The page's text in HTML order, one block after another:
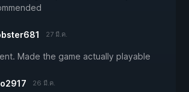
27 มี.ค.
Made the game actually playable
26 มี.ค.